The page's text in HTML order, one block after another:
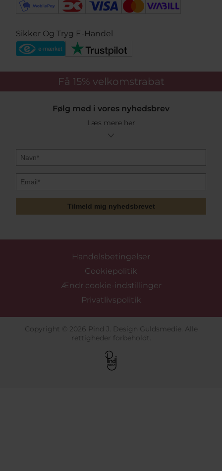
Sikker Og Tryg E-Handel
Få 15% velkomstrabat
Følg med i vores nyhedsbrev
Læs mere her
Tilmeld mig nyhedsbrevet
Handelsbetingelser
Cookiepolitik
Ændr cookie-indstillinger
Privatlivspolitik
Copyright © 2026 Pind J. Design Guldsmedie. Alle
rettigheder forbeholdt.